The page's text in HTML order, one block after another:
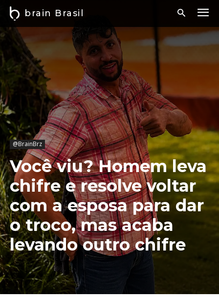
brain Brasil
@BrainBrz
Você viu? Homem leva
chifre e resolve voltar
com a esposa para dar
o troco, mas acaba
levando outro chifre